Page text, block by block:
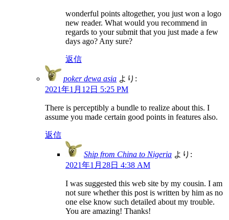
wonderful points altogether, you just won a logo
new reader. What would you recommend in
regards to your submit that you just made a few
days ago? Any sure?
返信
poker dewa asia より:
2021年1月12日 5:25 PM
There is perceptibly a bundle to realize about this. I
assume you made certain good points in features also.
返信
Ship from China to Nigeria より:
2021年1月28日 4:38 AM
I was suggested this web site by my cousin. I am
not sure whether this post is written by him as no
one else know such detailed about my trouble.
You are amazing! Thanks!